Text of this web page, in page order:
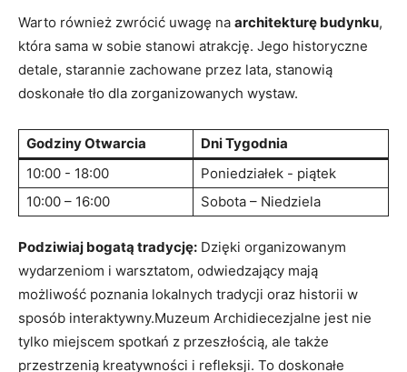
Warto również zwrócić uwagę na architekturę budynku,
która⁣ sama w sobie stanowi atrakcję. Jego​ historyczne
detale, starannie ⁢zachowane przez lata,‌ stanowią
doskonałe tło dla zorganizowanych wystaw.
Godziny Otwarcia
Dni ​Tygodnia
10:00 -‌ 18:00
Poniedziałek -⁣ piątek
10:00⁤ – 16:00
Sobota – Niedziela
Podziwiaj‌ bogatą tradycję: Dzięki organizowanym
‍wydarzeniom i warsztatom, odwiedzający‍ mają
⁢możliwość poznania lokalnych​ tradycji oraz⁤ historii ⁤w
sposób interaktywny.Muzeum Archidiecezjalne jest⁤ nie
tylko miejscem spotkań⁢ z⁣ przeszłością, ale także
przestrzenią‍ kreatywności‌ i ⁣refleksji. To doskonałe​